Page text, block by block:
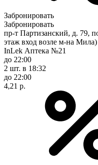
Забронировать
Забронировать
пр-т Партизанский, д. 79,
этаж вход возле м-на Мила)
InLek Аптека №21
до 22:00
2 шт. в 18:32
до 22:00
4,21 р.